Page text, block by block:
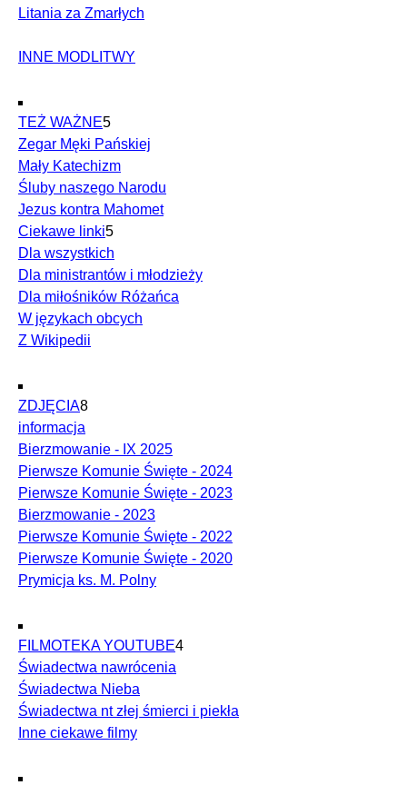
Litania za Zmarłych
INNE MODLITWY
TEŻ WAŻNE5
Zegar Męki Pańskiej
Mały Katechizm
Śluby naszego Narodu
Jezus kontra Mahomet
Ciekawe linki5
Dla wszystkich
Dla ministrantów i młodzieży
Dla miłośników Różańca
W językach obcych
Z Wikipedii
ZDJĘCIA8
informacja
Bierzmowanie - IX 2025
Pierwsze Komunie Święte - 2024
Pierwsze Komunie Święte - 2023
Bierzmowanie - 2023
Pierwsze Komunie Święte - 2022
Pierwsze Komunie Święte - 2020
Prymicja ks. M. Polny
FILMOTEKA YOUTUBE4
Świadectwa nawrócenia
Świadectwa Nieba
Świadectwa nt złej śmierci i piekła
Inne ciekawe filmy